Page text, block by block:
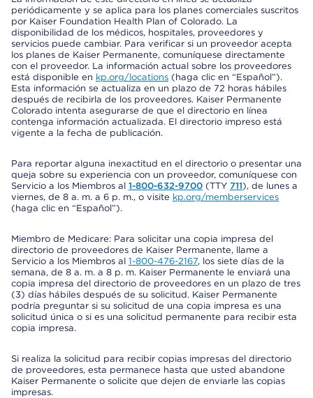
periódicamente y se aplica para los planes comerciales suscritos
por Kaiser Foundation Health Plan of Colorado. La
disponibilidad de los médicos, hospitales, proveedores y
servicios puede cambiar. Para verificar si un proveedor acepta
los planes de Kaiser Permanente, comuníquese directamente
con el proveedor. La información actual sobre los proveedores
está disponible en kp.org/locations (haga clic en “Español”).
Esta información se actualiza en un plazo de 72 horas hábiles
después de recibirla de los proveedores. Kaiser Permanente
Colorado intenta asegurarse de que el directorio en línea
contenga información actualizada. El directorio impreso está
vigente a la fecha de publicación.
Para reportar alguna inexactitud en el directorio o presentar una
queja sobre su experiencia con un proveedor, comuníquese con
Servicio a los Miembros al 1-800-632-9700 (TTY 711), de lunes a
viernes, de 8 a. m. a 6 p. m., o visite kp.org/memberservices
(haga clic en “Español”).
Miembro de Medicare: Para solicitar una copia impresa del
directorio de proveedores de Kaiser Permanente, llame a
Servicio a los Miembros al 1-800-476-2167, los siete días de la
semana, de 8 a. m. a 8 p. m. Kaiser Permanente le enviará una
copia impresa del directorio de proveedores en un plazo de tres
(3) días hábiles después de su solicitud. Kaiser Permanente
podría preguntar si su solicitud de una copia impresa es una
solicitud única o si es una solicitud permanente para recibir esta
copia impresa.
Si realiza la solicitud para recibir copias impresas del directorio
de proveedores, esta permanece hasta que usted abandone
Kaiser Permanente o solicite que dejen de enviarle las copias
impresas.